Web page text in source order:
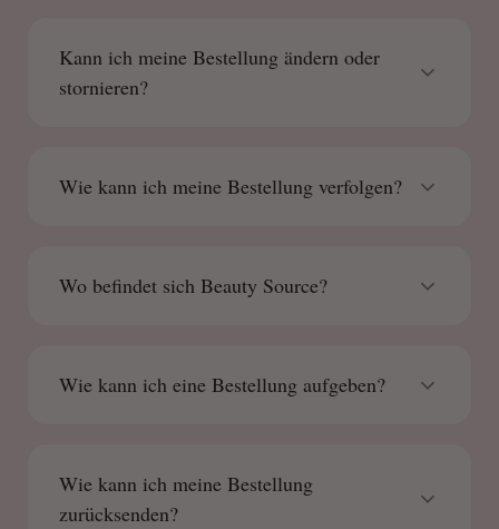
Kann ich meine Bestellung ändern oder
stornieren?
Wie kann ich meine Bestellung verfolgen?
Wo befindet sich Beauty Source?
Wie kann ich eine Bestellung aufgeben?
Wie kann ich meine Bestellung
zurücksenden?